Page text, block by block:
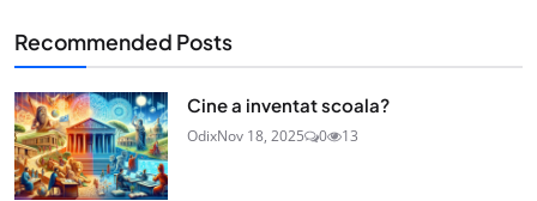
Recommended Posts
Cine a inventat scoala?
OdixNov 18, 2025 0 13